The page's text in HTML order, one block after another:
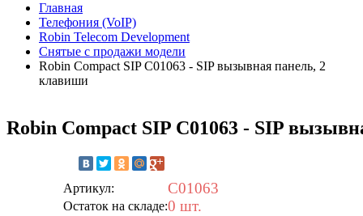
Главная
Телефония (VoIP)
Robin Telecom Development
Снятые с продажи модели
Robin Compact SIP C01063 - SIP вызывная панель, 2
клавиши
Robin Compact SIP C01063 - SIP
Артикул: C01063
Остаток на складе:0 шт.